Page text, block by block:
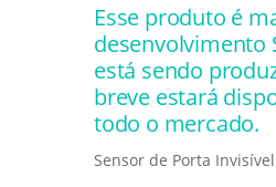
Esse produto é
desenvolvimento
está sendo
breve estará
todo o mercado.
Sensor de Porta